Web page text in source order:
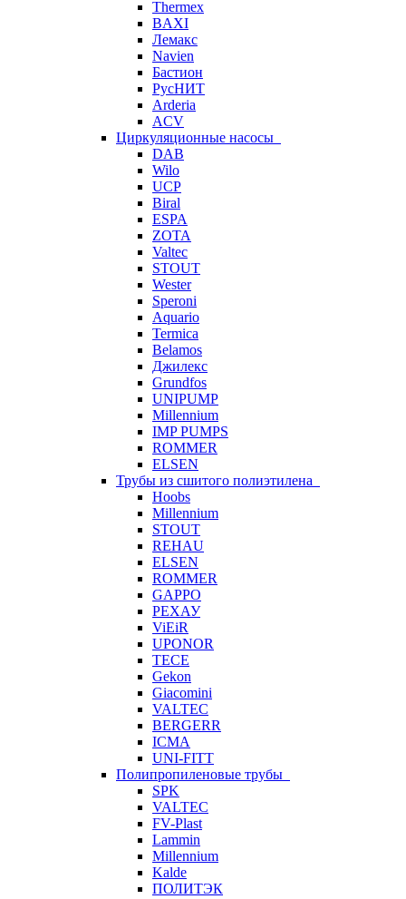
Thermex
BAXI
Лемакс
Navien
Бастион
РусНИТ
Arderia
ACV
Циркуляционные насосы
DAB
Wilo
UCP
Biral
ESPA
ZOTA
Valtec
STOUT
Wester
Speroni
Aquario
Termica
Belamos
Джилекс
Grundfos
UNIPUMP
Millennium
IMP PUMPS
ROMMER
ELSEN
Трубы из сшитого полиэтилена
Hoobs
Millennium
STOUT
REHAU
ELSEN
ROMMER
GAPPO
РЕХАУ
ViEiR
UPONOR
TECE
Gekon
Giacomini
VALTEC
BERGERR
ICMA
UNI-FITT
Полипропиленовые трубы
SPK
VALTEC
FV-Plast
Lammin
Millennium
Kalde
ПОЛИТЭК